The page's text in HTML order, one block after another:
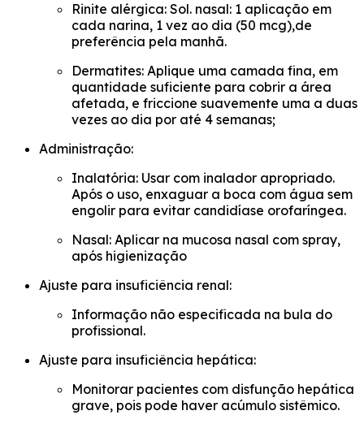
Rinite alérgica: Sol. nasal: 1 aplicação em
cada narina, 1 vez ao dia (50 mcg),de
preferência pela manhã.
Dermatites: Aplique uma camada fina, em
quantidade suficiente para cobrir a área
afetada, e friccione suavemente uma a duas
vezes ao dia por até 4 semanas;
Administração:
Inalatória: Usar com inalador apropriado.
Após o uso, enxaguar a boca com água sem
engolir para evitar candidíase orofaríngea.
Nasal: Aplicar na mucosa nasal com spray,
após higienização
Ajuste para insuficiência renal:
Informação não especificada na bula do
profissional.
Ajuste para insuficiência hepática:
Monitorar pacientes com disfunção hepática
grave, pois pode haver acúmulo sistêmico.